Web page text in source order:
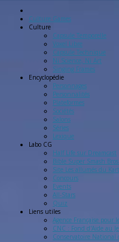
Culture Games
Culture
Capsule Temporelle
Voxel Libre
Capsule Technique
Ni Science, Ni Art
Singing Frames
Encyclopédie
Personnages
Personnalités
Plateformes
Sociétés
Salons
Séries
Lexique
Labo CG
Half Life sur Dreamcast
Bible Super Smash Bros.
Site Les allumés du Kart
Concours
Events
All-Stars
Quiz
Liens utiles
Agence Française pour
CNC : Fond d'Aide au
Conservatoire National